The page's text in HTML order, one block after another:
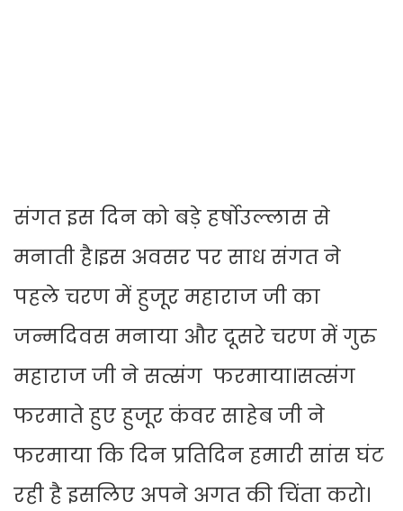
संगत इस दिन को बड़े हर्षोउल्लास से
मनाती है।इस अवसर पर साध संगत ने
पहले चरण में हुजूर महाराज जी का
जन्मदिवस मनाया और दूसरे चरण में गुरु
महाराज जी ने सत्संग फरमाया।सत्संग
फरमाते हुए हुजूर कंवर साहेब जी ने
फरमाया कि दिन प्रतिदिन हमारी सांस घंट
रही है इसलिए अपने अगत की चिंता करो।